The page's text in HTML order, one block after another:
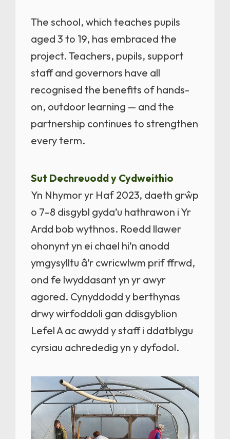
The school, which teaches pupils
aged 3 to 19, has embraced the
project. Teachers, pupils, support
staff and governors have all
recognised the benefits of hands-
on, outdoor learning — and the
partnership continues to strengthen
every term.
Sut Dechreuodd y Cydweithio
Yn Nhymor yr Haf 2023, daeth grŵp
o 7–8 disgybl gyda’u hathrawon i Yr
Ardd bob wythnos. Roedd llawer
ohonynt yn ei chael hi’n anodd
ymgysylltu â’r cwricwlwm prif ffrwd,
ond fe lwyddasant yn yr awyr
agored. Cynyddodd y berthynas
drwy wirfoddoli gan ddisgyblion
Lefel A ac awydd y staff i ddatblygu
cyrsiau achrededig yn y dyfodol.